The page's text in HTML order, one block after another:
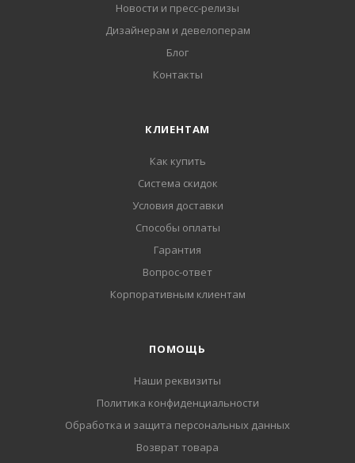
Новости и пресс-релизы
Дизайнерам и девелоперам
Блог
Контакты
КЛИЕНТАМ
Как купить
Система скидок
Условия доставки
Способы оплаты
Гарантия
Вопрос-ответ
Корпоративным клиентам
ПОМОЩЬ
Наши реквизиты
Политика конфиденциальности
Обработка и защита персональных данных
Возврат товара